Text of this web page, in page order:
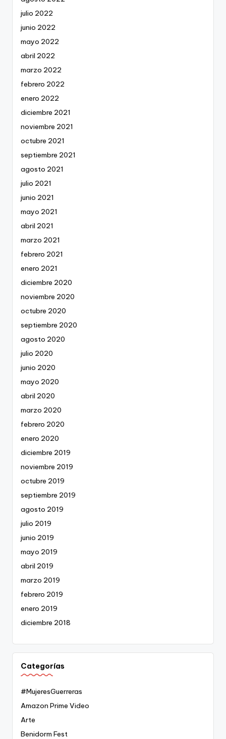
julio 2022
junio 2022
mayo 2022
abril 2022
marzo 2022
febrero 2022
enero 2022
diciembre 2021
noviembre 2021
octubre 2021
septiembre 2021
agosto 2021
julio 2021
junio 2021
mayo 2021
abril 2021
marzo 2021
febrero 2021
enero 2021
diciembre 2020
noviembre 2020
octubre 2020
septiembre 2020
agosto 2020
julio 2020
junio 2020
mayo 2020
abril 2020
marzo 2020
febrero 2020
enero 2020
diciembre 2019
noviembre 2019
octubre 2019
septiembre 2019
agosto 2019
julio 2019
junio 2019
mayo 2019
abril 2019
marzo 2019
febrero 2019
enero 2019
diciembre 2018
Categorías
#MujeresGuerreras
Amazon Prime Video
Arte
Benidorm Fest